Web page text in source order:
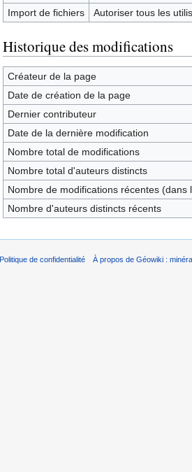
Import de fichiers
Autoriser tous les
Historique des modifications
Créateur de la page
Date de création de la page
Dernier contributeur
Date de la dernière modification
Nombre total de modifications
Nombre total d'auteurs distincts
Nombre de modifications récentes (dans
Nombre d'auteurs distincts récents
Politique de confidentialité À propos de Géowiki :